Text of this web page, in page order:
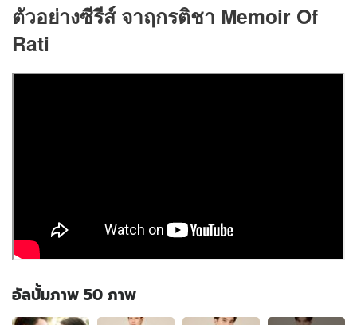
ตัวอย่างซีรีส์ จาฤกรติชา Memoir Of
Rati
อัลบั้มภาพ 50 ภาพ